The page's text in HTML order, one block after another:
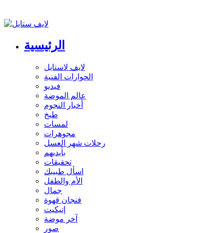
الرئيسية
لايف لاستايل
الحوارات الفنية
فيديو
عالم الموضة
أخبار النجوم
طبخ
لمسات
مجوهرات
رحلات شهر العسل
بأيديهم
تحقيقات
اسأل طبيبك
الأم والطفل
جمال
فنجان قهوة
إتيكيت
آخر موضة
صور